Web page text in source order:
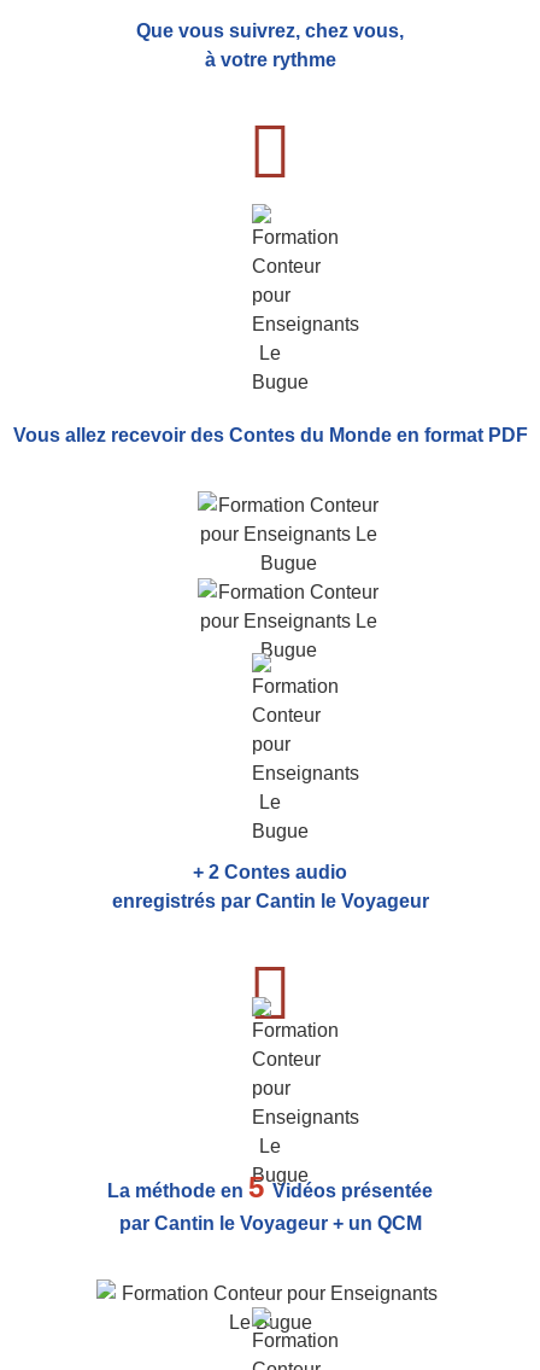
Que vous suivrez, chez vous,
à votre rythme
Vous allez recevoir des Contes du Monde en format PDF
+ 2 Contes audio
enregistrés par Cantin le Voyageur
La méthode en 5Vidéos présentée
par Cantin le Voyageur + un QCM